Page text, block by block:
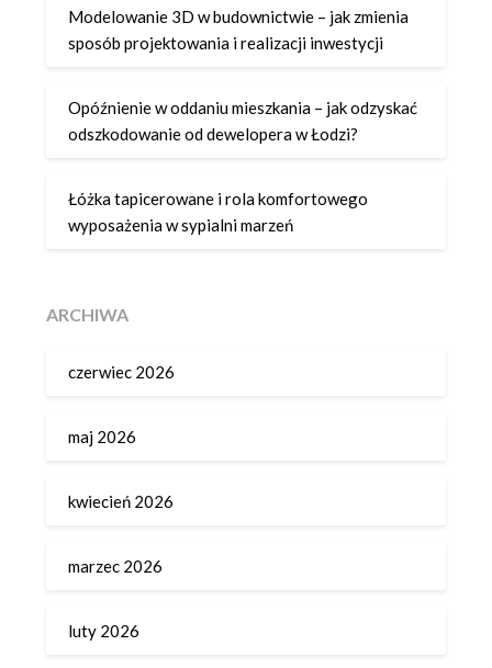
Modelowanie 3D w budownictwie – jak zmienia
sposób projektowania i realizacji inwestycji
Opóźnienie w oddaniu mieszkania – jak odzyskać
odszkodowanie od dewelopera w Łodzi?
Łóżka tapicerowane i rola komfortowego
wyposażenia w sypialni marzeń
ARCHIWA
czerwiec 2026
maj 2026
kwiecień 2026
marzec 2026
luty 2026